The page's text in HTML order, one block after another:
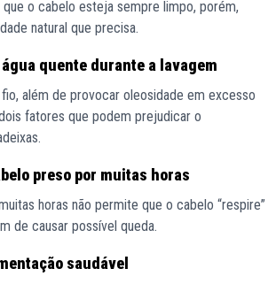
que o cabelo esteja sempre limpo, porém,
natural que precisa.
quente durante a lavagem
além de provocar oleosidade em excesso
fatores que podem prejudicar o
preso por muitas horas
horas não permite que o cabelo “respire”
de causar possível queda.
saudável